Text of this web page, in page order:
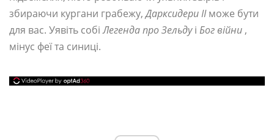
збираючи кургани грабежу,Дарксидери IIможе бути
для вас. Уявіть собіЛегенда про Зельдуі Бог війни ,
мінус феї та синиці.